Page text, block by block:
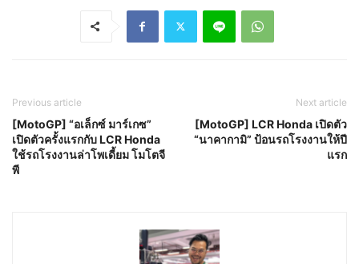
Previous article
[MotoGP] “อเล็กซ์ มาร์เกซ”
เปิดตัวครั้งแรกกับ LCR Honda
ใช้รถโรงงานล่าโพเดี้ยม โมโตจี
พี
Next article
[MotoGP] LCR Honda เปิดตัว
“นาคากามิ” ป้อนรถโรงงานให้ปี
แรก